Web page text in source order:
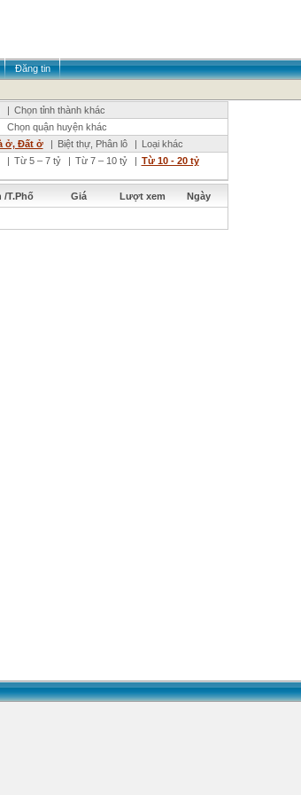
Đăng tin
| Chọn tỉnh thành khác
Chọn quận huyện khác
ở, Đất ở | Biệt thự, Phân lô | Loại khác
| Từ 5 – 7 tỷ | Từ 7 – 10 tỷ | Từ 10 - 20 tỷ
/T.Phố Giá Lượt xem Ngày